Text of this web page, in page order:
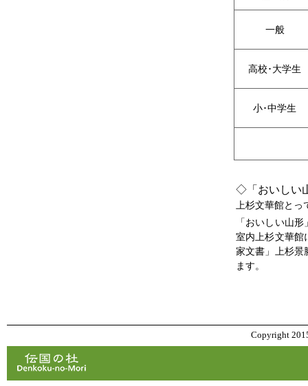
一般
高校･大学生
小･中学生
◇「おいしい
上杉文華館と
「おいしい山
室内上杉文華館
家文書」上杉
ます。
Copyright